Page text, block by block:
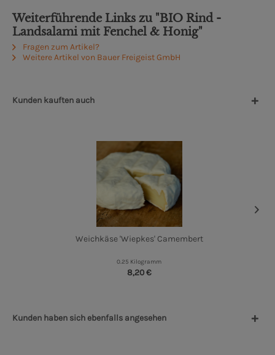
Weiterführende Links zu "BIO Rind -
Landsalami mit Fenchel & Honig"
Fragen zum Artikel?
Weitere Artikel von Bauer Freigeist GmbH
Kunden kauften auch
Weichkäse 'Wiepkes' Camembert
0.25 Kilogramm
8,20 €
Kunden haben sich ebenfalls angesehen